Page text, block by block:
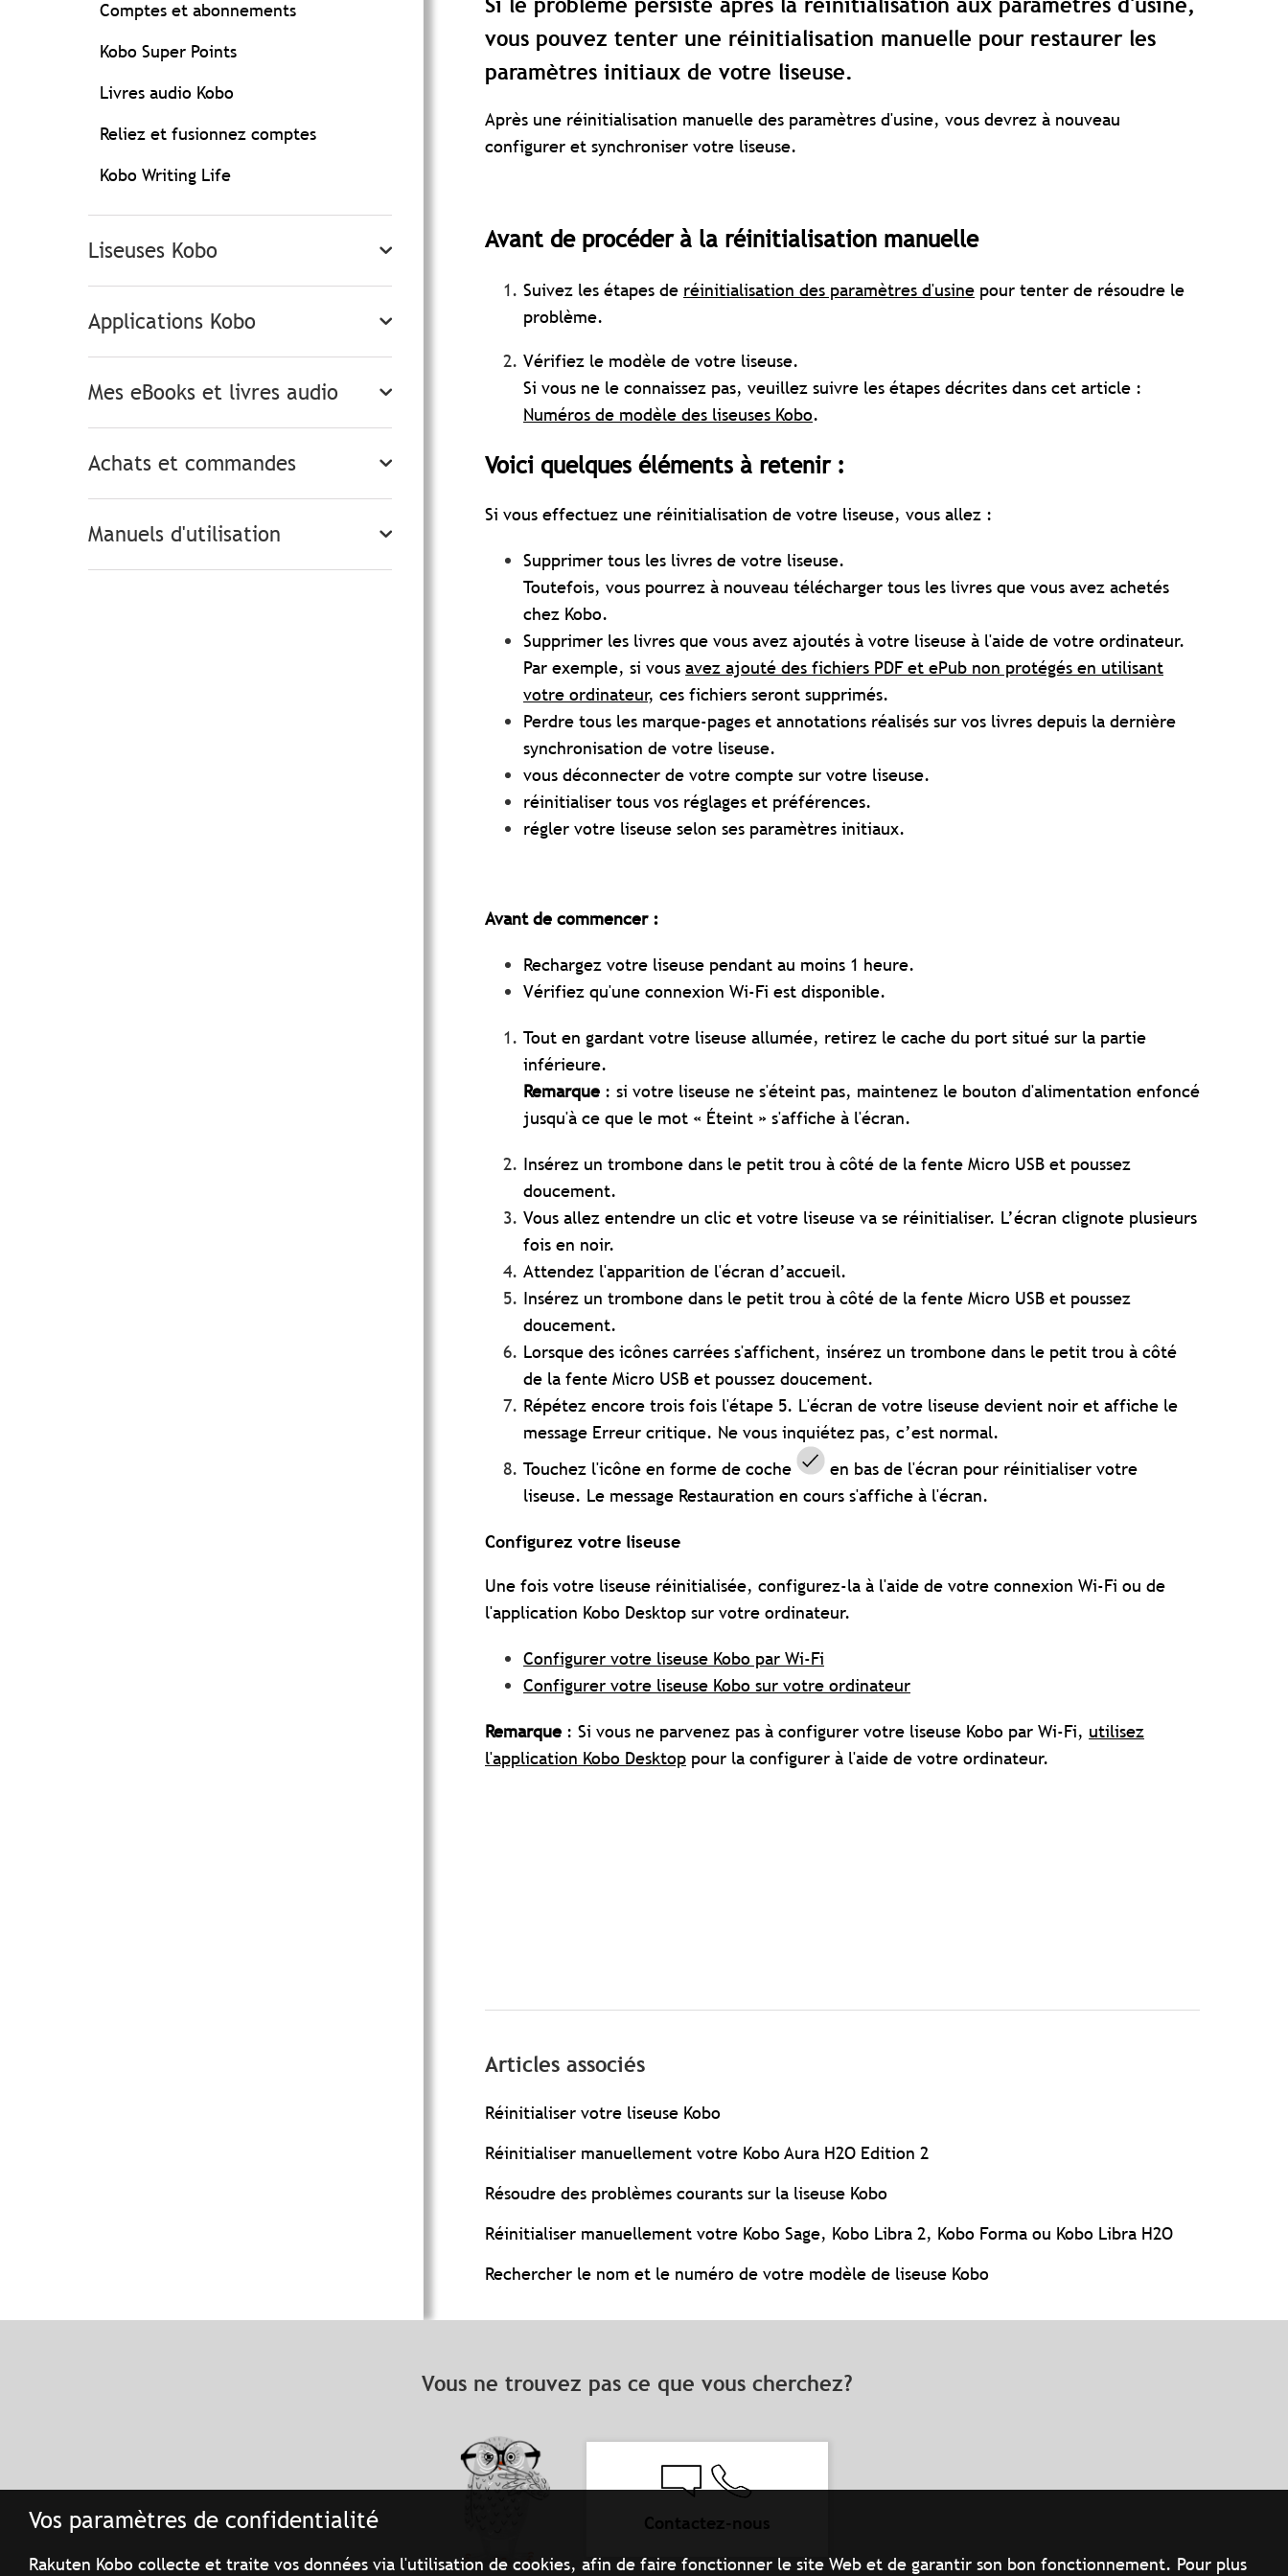
Vos paramètres de confidentialité
Rakuten Kobo collecte et traite vos données via l'utilisation de cookies, afin de faire fonctionner le site Web et de garantir son bon fonctionnement. Pour plus
Comptes et abonnements
Kobo Super Points
Livres audio Kobo
Reliez et fusionnez comptes
Kobo Writing Life
Liseuses Kobo
Applications Kobo
Mes eBooks et livres audio
Achats et commandes
Manuels d'utilisation
Si le problème persiste après la réinitialisation aux paramètres d'usine,
vous pouvez tenter une réinitialisation manuelle pour restaurer les
paramètres initiaux de votre liseuse.
Après une réinitialisation manuelle des paramètres d'usine, vous devrez à nouveau
configurer et synchroniser votre liseuse.
Avant de procéder à la réinitialisation manuelle
Suivez les étapes de réinitialisation des paramètres d'usine pour tenter de résoudre le
problème.
Vérifiez le modèle de votre liseuse.
Si vous ne le connaissez pas, veuillez suivre les étapes décrites dans cet article :
Numéros de modèle des liseuses Kobo.
Voici quelques éléments à retenir :
Si vous effectuez une réinitialisation de votre liseuse, vous allez :
Supprimer tous les livres de votre liseuse.
Toutefois, vous pourrez à nouveau télécharger tous les livres que vous avez achetés
chez Kobo.
Supprimer les livres que vous avez ajoutés à votre liseuse à l'aide de votre ordinateur.
Par exemple, si vous avez ajouté des fichiers PDF et ePub non protégés en utilisant
votre ordinateur, ces fichiers seront supprimés.
Perdre tous les marque-pages et annotations réalisés sur vos livres depuis la dernière
synchronisation de votre liseuse.
vous déconnecter de votre compte sur votre liseuse.
réinitialiser tous vos réglages et préférences.
régler votre liseuse selon ses paramètres initiaux.
Avant de commencer :
Rechargez votre liseuse pendant au moins 1 heure.
Vérifiez qu'une connexion Wi-Fi est disponible.
Tout en gardant votre liseuse allumée, retirez le cache du port situé sur la partie
inférieure.
Remarque : si votre liseuse ne s'éteint pas, maintenez le bouton d'alimentation enfoncé
jusqu'à ce que le mot « Éteint » s'affiche à l'écran.
Insérez un trombone dans le petit trou à côté de la fente Micro USB et poussez
doucement.
Vous allez entendre un clic et votre liseuse va se réinitialiser. L’écran clignote plusieurs
fois en noir.
Attendez l'apparition de l'écran d’accueil.
Insérez un trombone dans le petit trou à côté de la fente Micro USB et poussez
doucement.
Lorsque des icônes carrées s'affichent, insérez un trombone dans le petit trou à côté
de la fente Micro USB et poussez doucement.
Répétez encore trois fois l'étape 5. L'écran de votre liseuse devient noir et affiche le
message Erreur critique. Ne vous inquiétez pas, c’est normal.
Touchez l'icône en forme de coche
en bas de l'écran pour réinitialiser votre
liseuse. Le message Restauration en cours s'affiche à l'écran.
Configurez votre liseuse
Une fois votre liseuse réinitialisée, configurez-la à l'aide de votre connexion Wi-Fi ou de
l'application Kobo Desktop sur votre ordinateur.
Configurer votre liseuse Kobo par Wi-Fi
Configurer votre liseuse Kobo sur votre ordinateur
Remarque : Si vous ne parvenez pas à configurer votre liseuse Kobo par Wi-Fi, utilisez
l'application Kobo Desktop pour la configurer à l'aide de votre ordinateur.
Articles associés
Réinitialiser votre liseuse Kobo
Réinitialiser manuellement votre Kobo Aura H2O Edition 2
Résoudre des problèmes courants sur la liseuse Kobo
Réinitialiser manuellement votre Kobo Sage, Kobo Libra 2, Kobo Forma ou Kobo Libra H2O
Rechercher le nom et le numéro de votre modèle de liseuse Kobo
Vous ne trouvez pas ce que vous cherchez?
Contactez-nous